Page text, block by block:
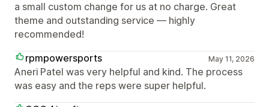
a small custom change for us at no charge. Great
theme and outstanding service — highly
recommended!
rpmpowersports
May 11, 2026
Aneri Patel was very helpful and kind. The process
was easy and the reps were super helpful.